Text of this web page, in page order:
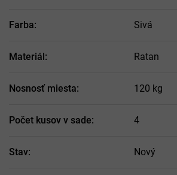
Farba: Sivá
Materiál: Ratan
Nosnosť miesta: 120 kg
Počet kusov v sade: 4
Stav: Nový